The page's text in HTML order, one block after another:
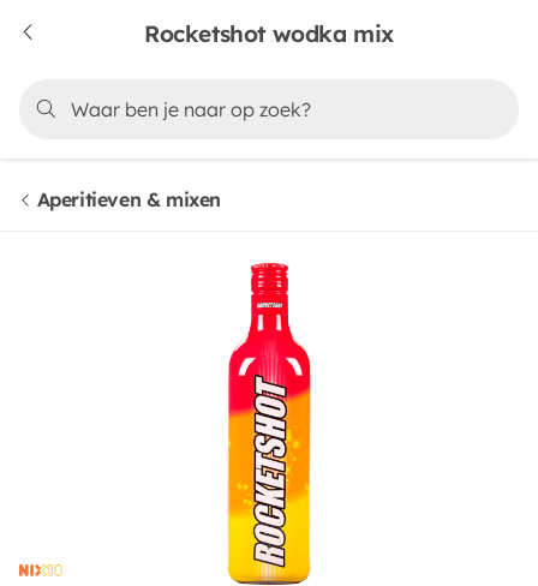
Rocketshot wodka mix
Aperitieven & mixen